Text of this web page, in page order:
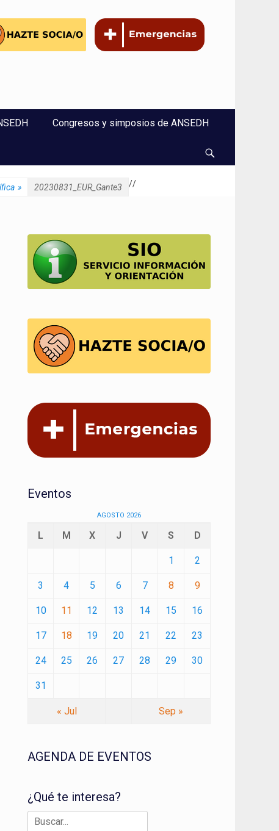
Congresos y simposios de ANSEDH
//
» 20230831_EUR_Gante3
Eventos
AGOSTO 2026
L M X J V S D
1 2
3 4 5 6 7 8 9
10 11 12 13 14 15 16
17 18 19 20 21 22 23
24 25 26 27 28 29 30
31
« Jul Sep »
AGENDA DE EVENTOS
¿Qué te interesa?
Buscar: